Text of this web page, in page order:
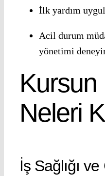
İlk yardım
Acil durum
yönetimi
Kursun
Neleri
İş Sağlığı